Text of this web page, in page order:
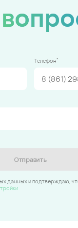
Телефон*
Отправить
данных и подтверждаю,